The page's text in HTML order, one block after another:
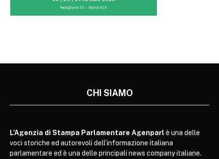
CHI SIAMO
L’Agenzia di Stampa Parlamentare Agenparl è una delle
voci storiche ed autorevoli dell’informazione italiana
parlamentare ed è una delle principali news company italiane.